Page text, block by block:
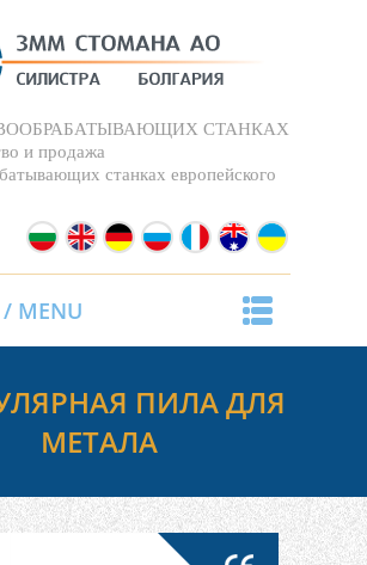
СТАНКАХ
и продажа
станках европейского
ПИЛА ДЛЯ
МЕТАЛА